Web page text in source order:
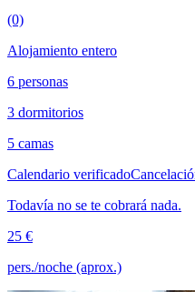
(0)
Alojamiento entero
6 personas
3 dormitorios
5 camas
Calendario verificado
Todavía no se te cobrará nada.
25 €
pers./noche (aprox.)